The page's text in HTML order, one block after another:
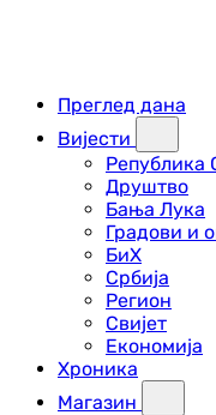
Преглед дана
Вијести
Република
Друштво
Бања Лука
Градови и
БиХ
Србија
Регион
Свијет
Економија
Хроника
Магазин